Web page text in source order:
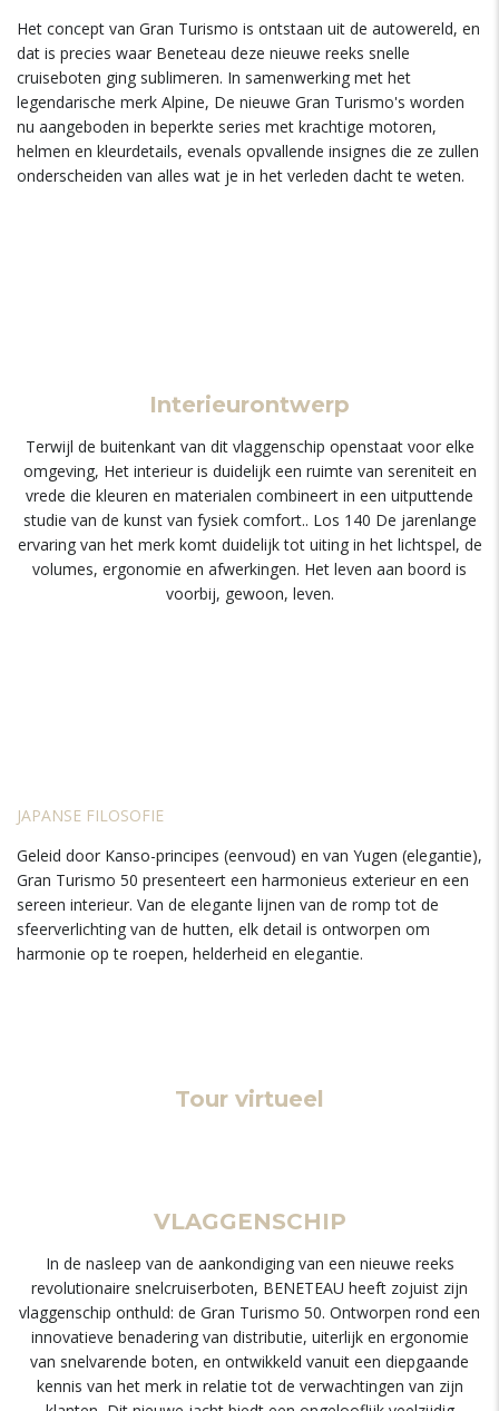
Het concept van Gran Turismo is ontstaan ​​uit de autowereld, en
dat is precies waar Beneteau deze nieuwe reeks snelle
cruiseboten ging sublimeren. In samenwerking met het
legendarische merk Alpine, De nieuwe Gran Turismo's worden
nu aangeboden in beperkte series met krachtige motoren,
helmen en kleurdetails, evenals opvallende insignes die ze zullen
onderscheiden van alles wat je in het verleden dacht te weten.
Interieurontwerp
Terwijl de buitenkant van dit vlaggenschip openstaat voor elke
omgeving, Het interieur is duidelijk een ruimte van sereniteit en
vrede die kleuren en materialen combineert in een uitputtende
studie van de kunst van fysiek comfort.. Los 140 De jarenlange
ervaring van het merk komt duidelijk tot uiting in het lichtspel, de
volumes, ergonomie en afwerkingen. Het leven aan boord is
voorbij, gewoon, leven.
JAPANSE FILOSOFIE
Geleid door Kanso-principes (eenvoud) en van Yugen (elegantie),
Gran Turismo 50 presenteert een harmonieus exterieur en een
sereen interieur. Van de elegante lijnen van de romp tot de
sfeerverlichting van de hutten, elk detail is ontworpen om
harmonie op te roepen, helderheid en elegantie.
Tour virtueel
VLAGGENSCHIP
In de nasleep van de aankondiging van een nieuwe reeks
revolutionaire snelcruiserboten, BENETEAU heeft zojuist zijn
vlaggenschip onthuld: de Gran Turismo 50. Ontworpen rond een
innovatieve benadering van distributie, uiterlijk en ergonomie
van snelvarende boten, en ontwikkeld vanuit een diepgaande
kennis van het merk in relatie tot de verwachtingen van zijn